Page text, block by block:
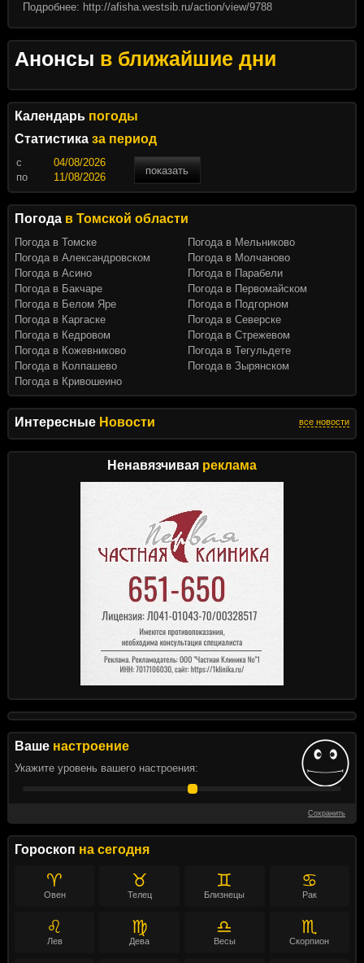
Интересные Новости все новости
Ненавязчивая реклама
Ваше настроение
Укажите уровень вашего настроения:
Сохранить
Гороскоп на сегодня
♈
Овен
♉
Телец
♊
Близнецы
♋
Рак
♌
Лев
♍
Дева
♎
Весы
♏
Скорпион
Подробнее: http://afisha.westsib.ru/action/view/9788
Анонсы в ближайшие дни
Календарь погоды
Статистика за период
c
показать
по
Погода в Томской области
Погода в Томске
Погода в Александровском
Погода в Асино
Погода в Бакчаре
Погода в Белом Яре
Погода в Каргаске
Погода в Кедровом
Погода в Кожевниково
Погода в Колпашево
Погода в Кривошеино
Погода в Мельниково
Погода в Молчаново
Погода в Парабели
Погода в Первомайском
Погода в Подгорном
Погода в Северске
Погода в Стрежевом
Погода в Тегульдете
Погода в Зырянском